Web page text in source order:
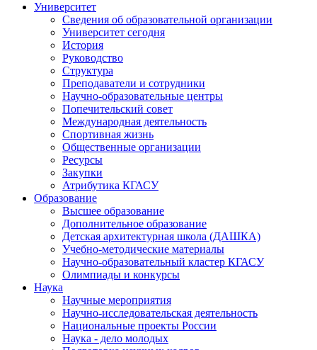
Университет
Сведения об образовательной организации
Университет сегодня
История
Руководство
Структура
Преподаватели и сотрудники
Научно-образовательные центры
Попечительский совет
Международная деятельность
Спортивная жизнь
Общественные организации
Ресурсы
Закупки
Атрибутика КГАСУ
Образование
Высшее образование
Дополнительное образование
Детская архитектурная школа (ДАШКА)
Учебно-методические материалы
Научно-образовательный кластер КГАСУ
Олимпиады и конкурсы
Наука
Научные мероприятия
Научно-исследовательская деятельность
Национальные проекты России
Наука - дело молодых